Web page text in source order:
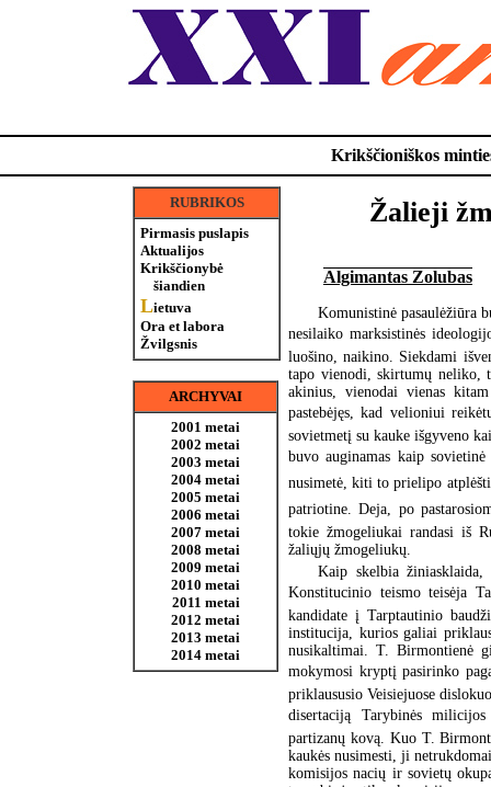
Krikščioniškos
RUBRIKOS
Pirmasis puslapis
Aktualijos
Krikščionybė
šiandien
Lietuva
Ora et labora
Žvilgsnis
ARCHYVAI
2001 metai
2002 metai
2003 metai
2004 metai
2005 metai
2006 metai
2007 metai
2008 metai
2009 metai
2010 metai
2011 metai
2012 metai
2013 metai
2014 metai
Žalieji
Algimantas Zolubas
Komunistinė pasaulėžiūra
nesilaiko marksistinės
luošino, naikino. Siekdami
tapo vienodi, skirtumų neliko,
akinius, vienodai vienas
pastebėjęs, kad velioniui
sovietmetį su kauke išgyveno
buvo auginamas kaip
nusimetė, kiti to prielipo
patriotine. Deja, po
tokie žmogeliukai randasi iš
žaliųjų žmogeliukų.
Kaip skelbia
Konstitucinio teismo teisėja
kandidate į Tarptautinio
institucija, kurios galiai
nusikaltimai. T. Birmontienė
mokymosi kryptį pasirinko
priklaususio Veisiejuose
disertaciją Tarybinės
partizanų kovą. Kuo T.
kaukės nusimesti, ji
komisijos nacių ir sovietų